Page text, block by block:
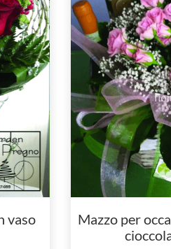
vaso
Mazzo per